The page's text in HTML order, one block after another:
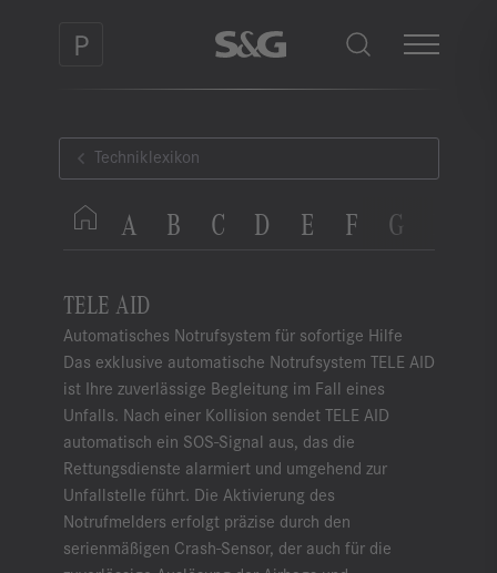
Techniklexikon
A B C D E F G
TELE AID
Automatisches Notrufsystem für sofortige Hilfe
Das exklusive automatische Notrufsystem TELE AID
ist Ihre zuverlässige Begleitung im Fall eines
Unfalls. Nach einer Kollision sendet TELE AID
automatisch ein SOS-Signal aus, das die
Rettungsdienste alarmiert und umgehend zur
Unfallstelle führt. Die Aktivierung des
Notrufmelders erfolgt präzise durch den
serienmäßigen Crash-Sensor, der auch für die